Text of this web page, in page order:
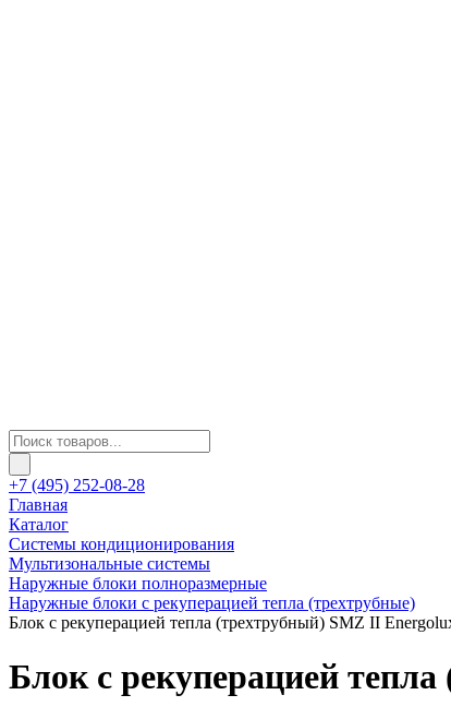
+7 (495) 252-08-28
Главная
Каталог
Системы кондиционирования
Мультизональные системы
Наружные блоки полноразмерные
Наружные блоки с рекуперацией тепла (трехтрубные)
Блок с рекуперацией тепла (трехтрубный) SMZ II
Блок с рекуперацией